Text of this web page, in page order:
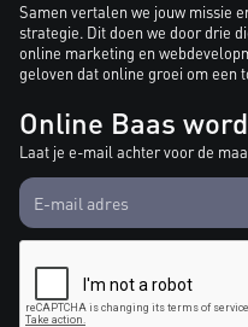
Samen vertalen we jouw missie
strategie. Dit doen we door drie
online marketing en
geloven dat online groei om een
Online Baas
Laat je e-mail achter voor de